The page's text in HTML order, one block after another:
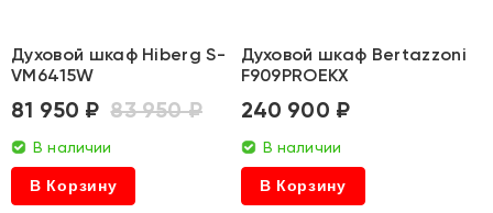
Духовой шкаф Hiberg S-
VM6415W
81 950 ₽ 83 950 ₽
В наличии
В Корзину
Духовой шкаф Bertazzoni
F909PROEKX
240 900 ₽
В наличии
В Корзину